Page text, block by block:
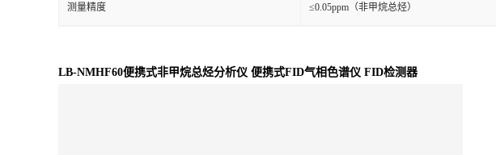
测量精度 ≤0.05ppm（非甲烷总烃）
LB-NMHF60便携式非甲烷总烃分析仪 便携式FID气相色谱仪 FID检测器